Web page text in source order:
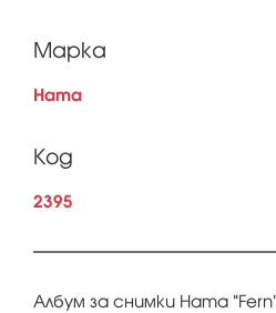
Марка
Hama
Код
2395
Албум за снимки Hama